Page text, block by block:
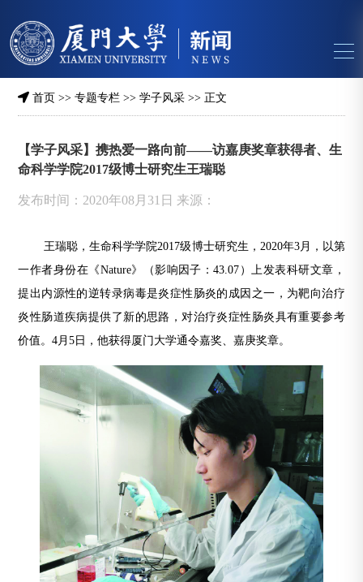
首页 >>专题专栏 >>学子风采 >> 正文
【学子风采】携热爱一路向前——访嘉庚奖章获得者、生
命科学学院2017级博士研究生王瑞聪
发布时间：2020年08月31日 来源：
王瑞聪，生命科学学院2017级博士研究生，2020年3月，以第
一作者身份在《Nature》（影响因子：43.07）上发表科研文章，
提出内源性的逆转录病毒是炎症性肠炎的成因之一，为靶向治疗
炎性肠道疾病提供了新的思路，对治疗炎症性肠炎具有重要参考
价值。4月5日，他获得厦门大学通令嘉奖、嘉庚奖章。